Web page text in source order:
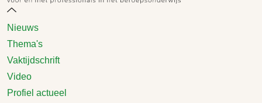
Nieuws
Thema's
Vaktijdschrift
Video
Profiel actueel